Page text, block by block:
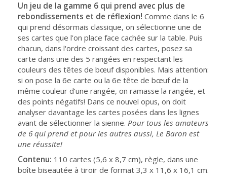
Un jeu de la gamme 6 qui prend avec plus de
rebondissements et de réflexion! Comme dans le 6
qui prend désormais classique, on sélectionne une de
ses cartes que l'on place face cachée sur la table. Puis
chacun, dans l'ordre croissant des cartes, posez sa
carte dans une des 5 rangées en respectant les
couleurs des têtes de bœuf disponibles. Mais attention:
si on pose la 6e carte ou la 6e tête de bœuf de la
même couleur d’une rangée, on ramasse la rangée, et
des points négatifs! Dans ce nouvel opus, on doit
analyser davantage les cartes posées dans les lignes
avant de sélectionner la sienne. Pour tous les amateurs
de 6 qui prend et pour les autres aussi, Le Baron est
une réussite!
Contenu: 110 cartes (5,6 x 8,7 cm), règle, dans une
boîte biseautée à tiroir de format 3,3 x 11,6 x 16,1 cm.